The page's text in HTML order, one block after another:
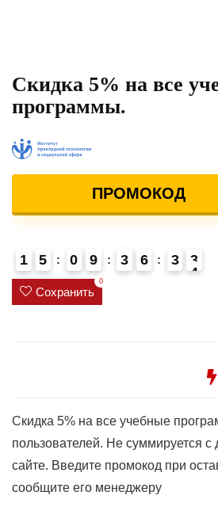
Скидка 5% на все
программы.
ПРОМОКОД
1
4
5 0 9 3 6 3
3
Сохранить
0
Скидка 5% на все учебные
пользователей. Не суммируется c
сайте. Введите промокод при
сообщите его менеджеру